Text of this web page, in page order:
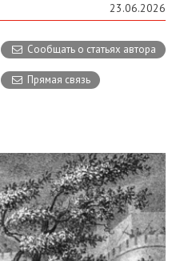
23.06.2026
Сообщать о статьях автора
Прямая связь